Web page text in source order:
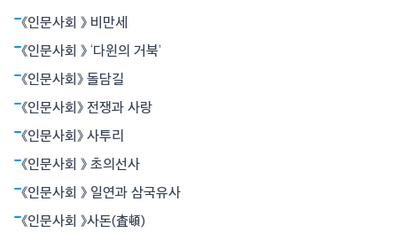
다 7년쯤 먼저 태어났지만 같은 시대를 살았던 두 사람은 서로의 존
재에 대해 알고 있었다고 한다. 그럼에도 두 사람은 평생 서로에 대
해 단 한마디도 언급하지 않았다.
《인문사회 》 비만세
《인문사회 》 ‘다윈의 거북’
《인문사회》 돌담길
《인문사회》 전쟁과 사랑
《인문사회》 사투리
《인문사회 》 초의선사
《인문사회 》 일연과 삼국유사
《인문사회 》사돈(査頓)